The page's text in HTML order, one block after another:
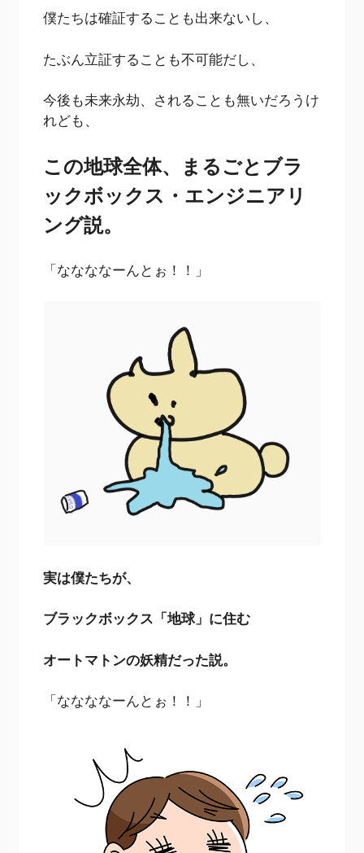
僕たちは確証することも出来ないし、
たぶん立証することも不可能だし、
今後も未来永劫、されることも無いだろうけ
れども、
この地球全体、まるごとブラ
ックボックス・エンジニアリ
ング説。
「ななななーんとぉ！！」
実は僕たちが、
ブラックボックス「地球」に住む
オートマトンの妖精だった説。
「ななななーんとぉ！！」